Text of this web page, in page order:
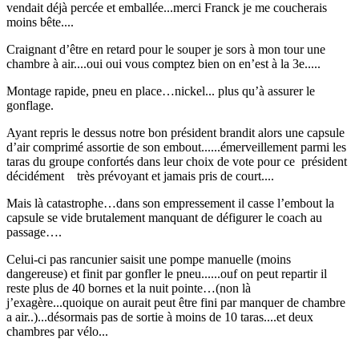
vendait déjà percée et emballée...merci Franck je me coucherais
moins bête....
Craignant d’être en retard pour le souper je sors à mon tour une
chambre à air....oui oui vous comptez bien on en’est à la 3e.....
Montage rapide, pneu en place…nickel... plus qu’à assurer le
gonflage.
Ayant repris le dessus notre bon président brandit alors une capsule
d’air comprimé assortie de son embout......émerveillement parmi les
taras du groupe confortés dans leur choix de vote pour ce président
décidément très prévoyant et jamais pris de court....
Mais là catastrophe…dans son empressement il casse l’embout la
capsule se vide brutalement manquant de défigurer le coach au
passage….
Celui-ci pas rancunier saisit une pompe manuelle (moins
dangereuse) et finit par gonfler le pneu......ouf on peut repartir il
reste plus de 40 bornes et la nuit pointe…(non là
j’exagère...quoique on aurait peut être fini par manquer de chambre
a air..)...désormais pas de sortie à moins de 10 taras....et deux
chambres par vélo...